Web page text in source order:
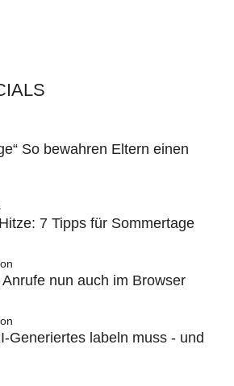
So bewahren Eltern einen
7 Tipps für Sommertage
nun auch im Browser
Generiertes labeln muss - und